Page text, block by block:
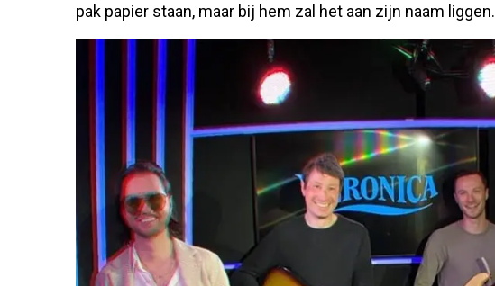
pak papier staan, maar bij hem zal het aan zijn naam liggen.